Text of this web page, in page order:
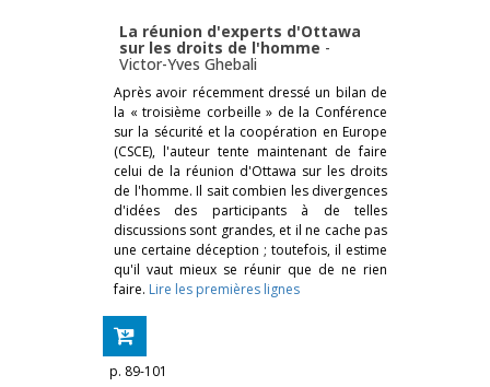
La réunion d'experts d'Ottawa
sur les droits de l'homme -
Victor-Yves Ghebali
Après avoir récemment dressé un bilan de
la « troisième corbeille » de la Conférence
sur la sécurité et la coopération en Europe
(CSCE), l'auteur tente maintenant de faire
celui de la réunion d'Ottawa sur les droits
de l'homme. Il sait combien les divergences
d'idées des participants à de telles
discussions sont grandes, et il ne cache pas
une certaine déception ; toutefois, il estime
qu'il vaut mieux se réunir que de ne rien
faire. Lire les premières lignes
p. 89-101